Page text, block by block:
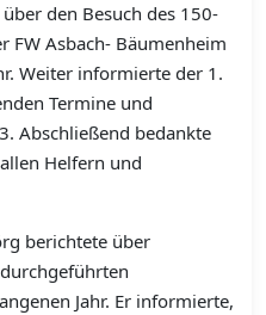
den Besuch des 150-
FW Asbach- Bäumenheim
Weiter informierte der 1.
Termine und
Abschließend bedankte
Helfern und
berichtete über
Jahr. Er informierte,